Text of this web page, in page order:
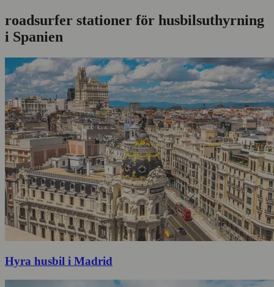
roadsurfer stationer för husbilsuthyrning
i Spanien
Hyra husbil i Madrid